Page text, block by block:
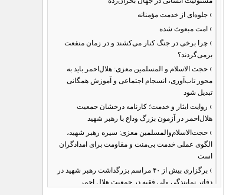
› جلوه‌ای از خدمت مؤمنانه
› امت مبعوث شده
› چرا برخی در جنگ کنار می‌کشند و در زمان منفعت
برمی‌گردند؟
› حجت الاسلام و المسلمین معزی: هلال‌احمر باید به
محور تاب‌آوری، انسجام اجتماعی و آموزش همگانی
تبدیل شود
› روایت ایثار و خدمت؛ کارنامه درخشان جمعیت
هلال‌احمر در آزمون بزرگ وداع با رهبر شهید
› حجت‌الاسلام‌والمسلمین معزی: سیره رهبر شهید،
الگوی عملی خدمت بی‌منت و مقاومت برای امدادگران
است
›
برگزاری بیش از ۴۰ مراسم بزرگداشت رهبر شهید در
دفاتر نمایندگی ولی فقیه در جمعیت هلال احمر